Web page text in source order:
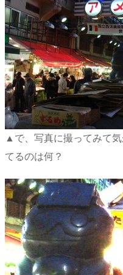
▲で、写真に撮ってみて
てるのは何？